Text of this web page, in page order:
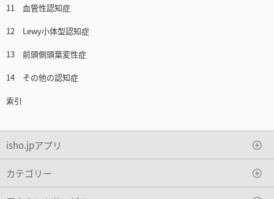
11 血管性認知症
12 Lewy小体型認知症
13 前頭側頭葉変性症
14 その他の認知症
索引
isho.jpアプリ
カテゴリー